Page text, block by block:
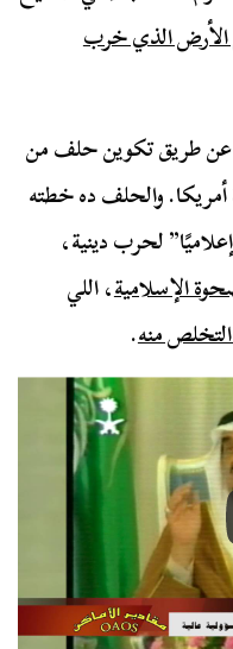
الأرض الذي خرب
عن طريق تكوين حلف من
أمريكا. والحلف ده خطته
لحرب دينية،
الإسلامية، اللي
منه.